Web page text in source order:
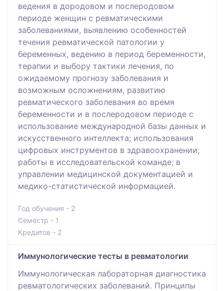
ведения в дородовом и послеродовом
периоде женщин с ревматическими
заболеваниями, выявлению особенностей
течения ревматической патологии у
беременных, ведению в период беременности,
терапии и выбору тактики лечения, по
ожидаемому прогнозу заболевания и
возможным осложнениям, развитию
ревматического заболевания во время
беременности и в послеродовом периоде с
использование международной базы данных и
искусственного интеллекта; использования
цифровых инструментов в здравоохранении;
работы в исследовательской команде; в
управлении медицинской документацией и
медико-статистической информацией.
Год обучения - 2
Семестр - 1
Кредитов - 2
Иммунологические тесты в ревматологии
Иммунологическая лабораторная диагностика
ревматологических заболеваний. Принципы